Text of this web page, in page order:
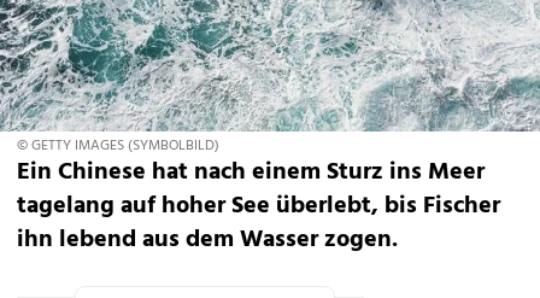
© GETTY IMAGES (SYMBOLBILD)
Ein Chinese hat nach einem Sturz ins Meer
tagelang auf hoher See überlebt, bis Fischer
ihn lebend aus dem Wasser zogen.